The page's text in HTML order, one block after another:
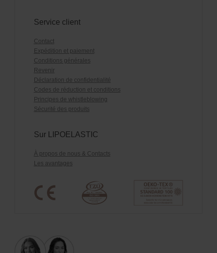
Service client
Contact
Expédition et paiement
Conditions générales
Revenir
Déclaration de confidentialité
Codes de réduction et conditions
Principes de whistleblowing
Sécurité des produits
Sur LIPOELASTIC
À propos de nous & Contacts
Les avantages